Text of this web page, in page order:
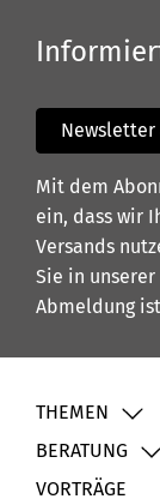
Mit dem
ein, dass wir
Versands
Sie in unserer
Abmeldung
THEMEN
BERATUNG
VORTRÄGE